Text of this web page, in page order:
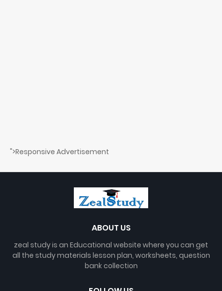
">Responsive Advertisement
ABOUT US
zeal study is an Educational website where you can get
all the study materials lesson plan, worksheets, question
bank collection